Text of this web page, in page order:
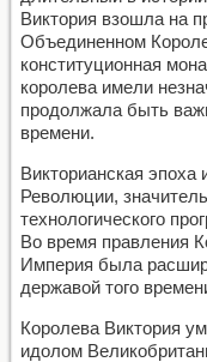
Виктория взошла на
Объединенном
конституционная
королева имели
продолжала быть
времени.
Викторианская эпоха
Революции,
технологического
Во время правления
Империя была
державой того
Королева Виктория
идолом